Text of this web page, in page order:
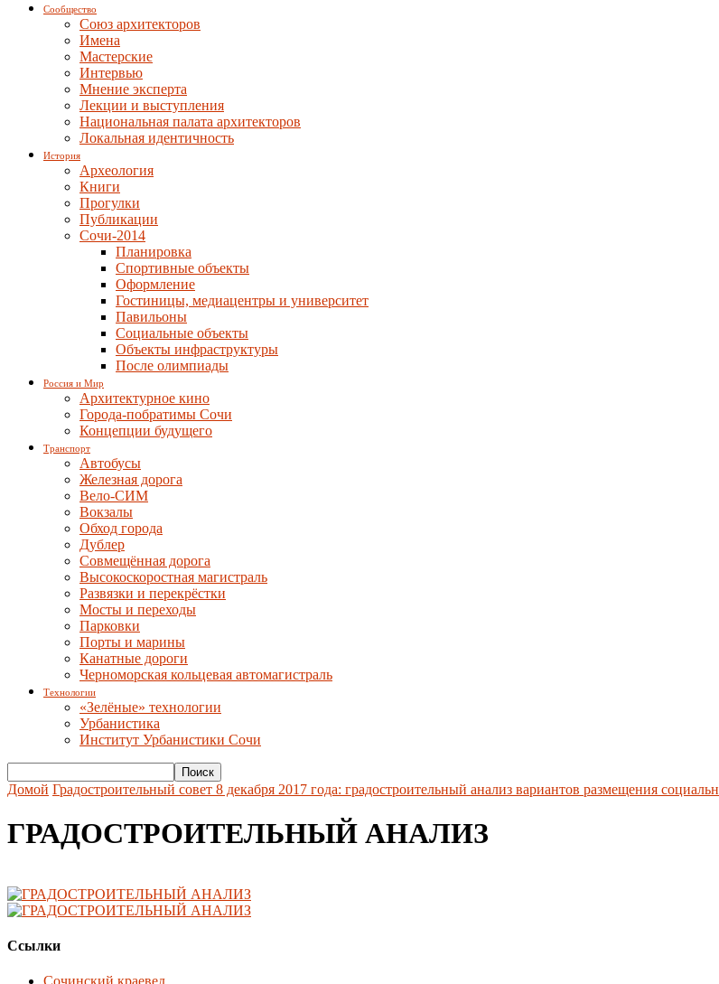
Сообщество
Союз архитекторов
Имена
Мастерские
Интервью
Мнение эксперта
Лекции и выступления
Национальная палата архитекторов
Локальная идентичность
История
Археология
Книги
Прогулки
Публикации
Сочи-2014
Планировка
Спортивные объекты
Оформление
Гостиницы, медиацентры и университет
Павильоны
Социальные объекты
Объекты инфраструктуры
После олимпиады
Россия и Мир
Архитектурное кино
Города-побратимы Сочи
Концепции будущего
Транспорт
Автобусы
Железная дорога
Вело-СИМ
Вокзалы
Обход города
Дублер
Совмещённая дорога
Высокоскоростная магистраль
Развязки и перекрёстки
Мосты и переходы
Парковки
Порты и марины
Канатные дороги
Черноморская кольцевая автомагистраль
Технологии
«Зелёные» технологии
Урбанистика
Институт Урбанистики Сочи
Домой Градостроительный совет 8 декабря 2017 года: градостроительный анализ вариантов размещения
ГРАДОСТРОИТЕЛЬНЫЙ АНАЛИЗ
Ссылки